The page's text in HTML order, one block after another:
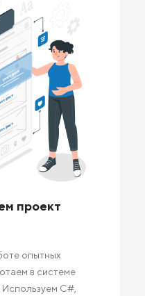
проект
опытных
в системе
C#,